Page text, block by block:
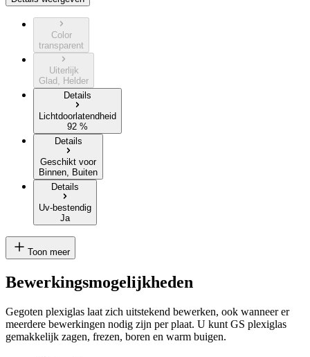
Color
transparent
Uiterlijk
Glad, Helder
Details
Lichtdoorlatendheid
92 %
Details
Geschikt voor
Binnen, Buiten
Details
Uv-bestendig
Ja
Toon meer
Bewerkingsmogelijkheden
Gegoten plexiglas laat zich uitstekend bewerken, ook wanneer er
meerdere bewerkingen nodig zijn per plaat. U kunt GS plexiglas
gemakkelijk zagen, frezen, boren en warm buigen.